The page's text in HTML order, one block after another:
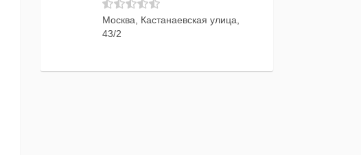
Москва, Кастанаевская улица,
43/2